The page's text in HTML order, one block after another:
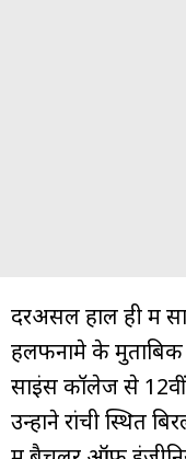
दरअसल हाल ही में
हलफनामे के मुताबिक
साइंस कॉलेज से 12वीं
उन्होंने रांची स्थित